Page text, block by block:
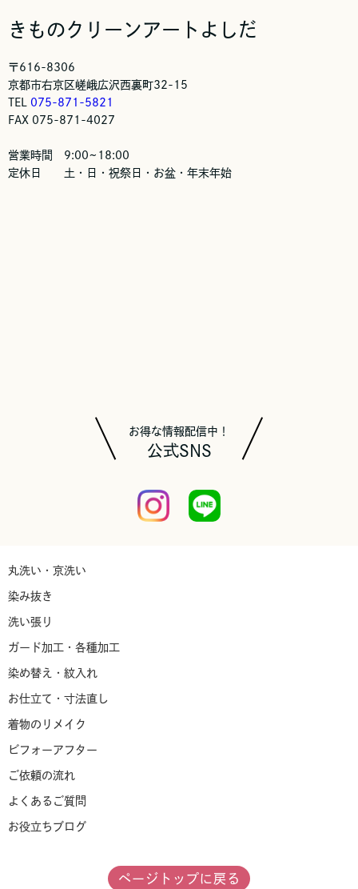
きものクリーンアートよしだ
〒616-8306
京都市右京区嵯峨広沢西裏町32-15
TEL 075-871-5821
FAX 075-871-4027
営業時間 9:00∼18:00
定休日 土・日・祝祭日・お盆・年末年始
お得な情報配信中！
公式SNS
丸洗い・京洗い
染み抜き
洗い張り
ガード加工・各種加工
染め替え・紋入れ
お仕立て・寸法直し
着物のリメイク
ビフォーアフター
ご依頼の流れ
よくあるご質問
お役立ちブログ
ページトップに戻る